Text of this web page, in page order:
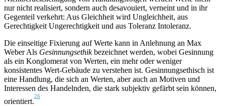
nur nicht realisiert, sondern auch desavouiert, verneint und in ihr
Gegenteil verkehrt: Aus Gleichheit wird Ungleichheit, aus
Gerechtigkeit Ungerechtigkeit und aus Toleranz Intoleranz.
Die einseitige Fixierung auf Werte kann in Anlehnung an Max
Weber Als Gesinnungsethikbezeichnet werden, wobei Gesinnung
als ein Konglomerat von Werten, ein mehr oder weniger
konsistentes Wert-Gebäude zu verstehen ist. Gesinnungsethisch ist
eine Handlung, die sich an Werten, aber auch an Motiven und
Interessen des Handelnden, die stark subjektiv gefärbt sein können,
orientiert.
26